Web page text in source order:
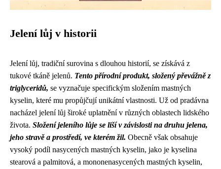
Jelení lůj v historii
Jelení lůj, tradiční surovina s dlouhou historií, se získává z
tukové tkáně jelenů. Tento přírodní produkt, složený převážně z
triglyceridů, se vyznačuje specifickým složením mastných
kyselin, které mu propůjčují unikátní vlastnosti. Už od pradávna
nacházel jelení lůj široké uplatnění v různých oblastech lidského
života. Složení jeleního lůje se liší v závislosti na druhu jelena,
jeho stravě a prostředí, ve kterém žil. Obecně však obsahuje
vysoký podíl nasycených mastných kyselin, jako je kyselina
stearová a palmitová, a mononenasycených mastných kyselin,